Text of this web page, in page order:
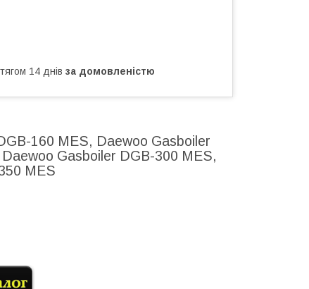
14 днів за домовленістю
160 MES, Daewoo Gasboiler
Gasboiler DGB-300 MES,
MES